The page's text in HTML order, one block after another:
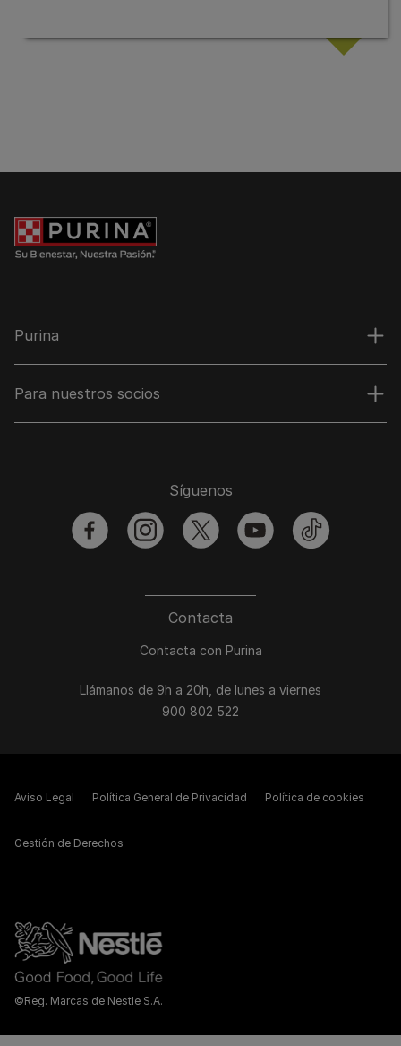
Purina
Para nuestros socios
Contacta
Contacta con Purina
Llámanos de 9h a 20h, de lunes a viernes
900 802 522
Síguenos
facebookinstagramtwitter youtubetiktok
©Reg. Marcas de Nestle S.A.
Aviso Legal Política General de Privacidad Política de cookies
Gestión de Derechos